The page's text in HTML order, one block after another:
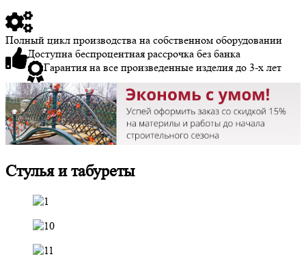
Полный цикл производства на собственном оборудовании
Доступна беспроцентная рассрочка без банка
Гарантия на все произведенные изделия до 3-х лет
Стулья и табуреты